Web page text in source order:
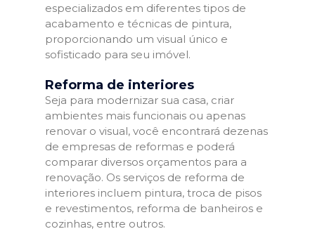
especializados em diferentes tipos de
acabamento e técnicas de pintura,
proporcionando um visual único e
sofisticado para seu imóvel.
Reforma de interiores
Seja para modernizar sua casa, criar
ambientes mais funcionais ou apenas
renovar o visual, você encontrará dezenas
de empresas de reformas e poderá
comparar diversos orçamentos para a
renovação. Os serviços de reforma de
interiores incluem pintura, troca de pisos
e revestimentos, reforma de banheiros e
cozinhas, entre outros.